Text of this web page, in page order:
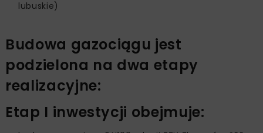
lubuskie)
Budowa gazociągu jest
podzielona na dwa etapy
realizacyjne:
Etap I inwestycji obejmuje: